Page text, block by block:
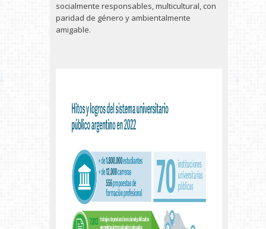
socialmente responsables, multicultural, con
paridad de género y ambientalmente
amigable.